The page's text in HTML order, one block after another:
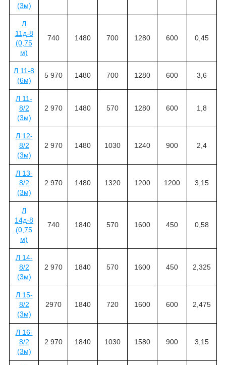
(3м)
Л
11д-8
(0,75
м)
740 1480 700 1280 600 0,45
Л 11-8
(6м)
5 970 1480 700 1280 600 3,6
Л 11-
8/2
(3м)
2 970 1480 570 1280 600 1,8
Л 12-
8/2
(3м)
2 970 1480 1030 1240 900 2,4
Л 13-
8/2
(3м)
2 970 1480 1320 1200 1200 3,15
Л
14д-8
(0,75
м)
740 1840 570 1600 450 0,58
Л 14-
8/2
(3м)
2 970 1840 570 1600 450 2,325
Л 15-
8/2
(3м)
2970 1840 720 1600 600 2,475
Л 16-
8/2
(3м)
2 970 1840 1030 1580 900 3,15